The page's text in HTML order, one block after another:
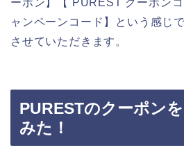
ーポン】【 PUREST クーポン
ャンペーンコード】という感じ
させていただきます。
PURESTのクーポン
みた！